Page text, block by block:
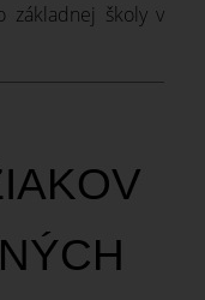
základnej školy v